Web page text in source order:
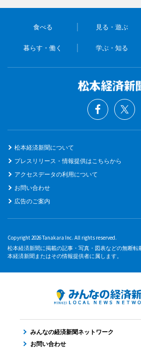
食べる 見る・遊ぶ
暮らす・働く 学ぶ・知る
松本経済新聞について
プレスリリース・情報提供はこちらから
アクセスデータの利用について
お問い合わせ
広告のご案内
Copyright 2026 Tanakara Inc. All rights reserved.
松本経済新聞に掲載の記事・写真・図表などの無断転
本経済新聞またはその情報提供者に属します。
みんなの経済新聞ネットワーク
お問い合わせ